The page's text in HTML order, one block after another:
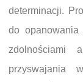
determinacji.
do opanowania
zdolnościami
przyswajania